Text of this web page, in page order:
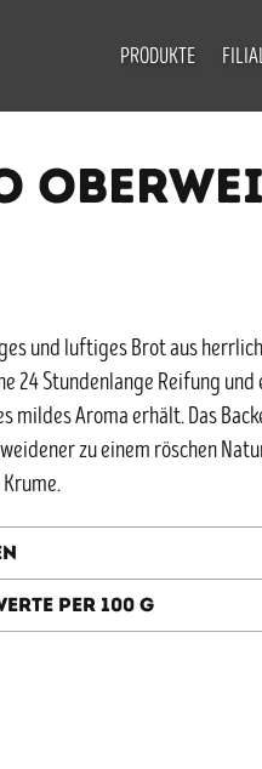
PRODUKTE
und luftiges Brot aus
24 Stundenlange Reifung
mildes Aroma erhält. Das
zu einem röschen
per 100 g